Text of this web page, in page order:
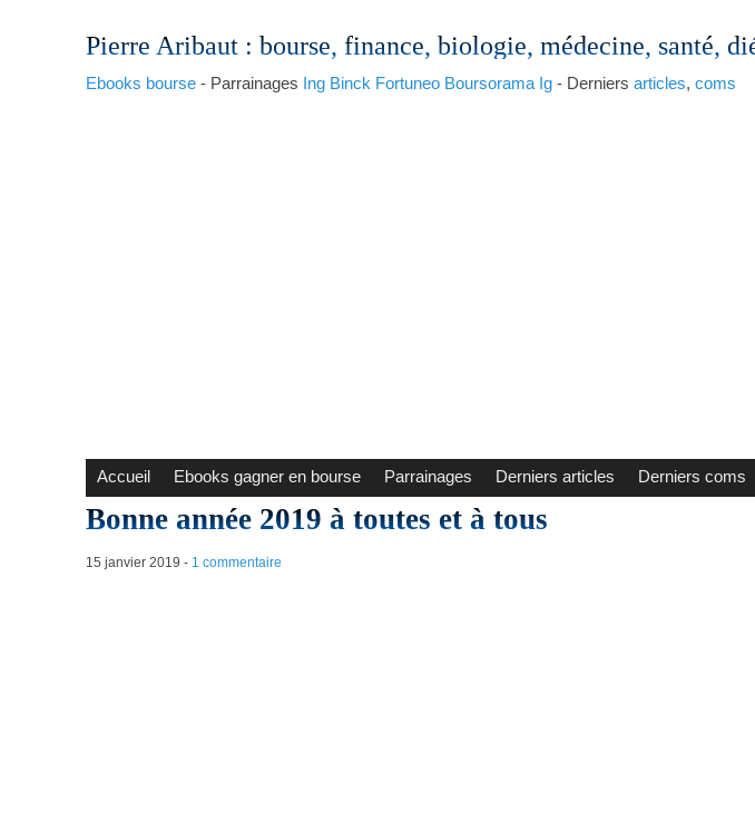
Pierre Aribaut: bourse, finance, biologie, médecine, santé,
Ebooks bourse- Parrainages Ing Binck Fortuneo Boursorama Ig- Derniers articles, coms
Accueil Ebooks gagner en bourse Parrainages Derniers articles Derniers coms
Bonne année 2019 à toutes et à tous
15 janvier 2019 - 1 commentaire